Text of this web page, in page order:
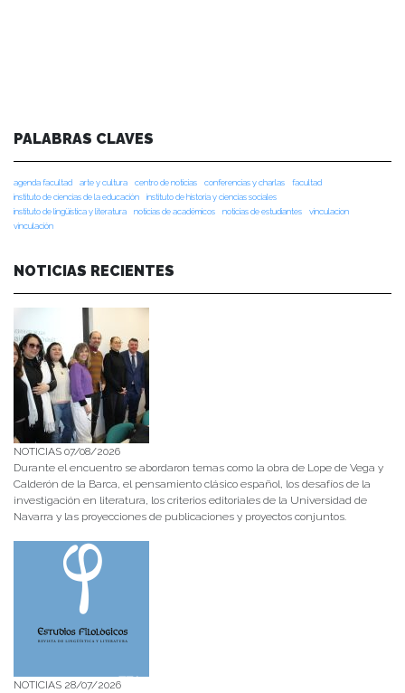
PALABRAS CLAVES
agenda facultad arte y cultura centro de noticias conferencias y charlas
facultad
instituto de ciencias de la educación
instituto de historia y ciencias sociales
instituto de lingüística y literatura
noticias de académicos noticias de estudiantes
vinculacion
vinculación
NOTICIAS RECIENTES
NOTICIAS 07/08/2026
Durante el encuentro se abordaron temas como la obra de Lope de Vega y
Calderón de la Barca, el pensamiento clásico español, los desafíos de la
investigación en literatura, los criterios editoriales de la Universidad de
Navarra y las proyecciones de publicaciones y proyectos conjuntos.
NOTICIAS 28/07/2026